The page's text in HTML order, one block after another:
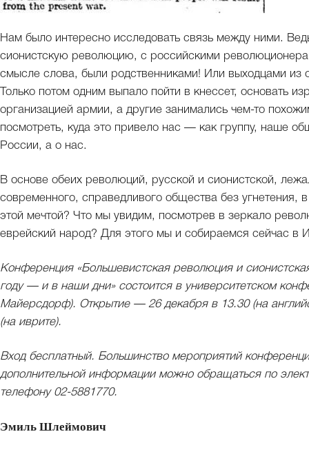
Нам было интересно исследовать связь между ними.
сионистскую революцию, с российскими
смысле слова, были родственниками! Или выходцами из
Только потом одним выпало пойти в кнессет, основать
организацией армии, а другие занимались чем-то
посмотреть, куда это привело нас — как группу, наше
России, а о нас.
В основе обеих революций, русской и сионистской,
современного, справедливого общества без
этой мечтой? Что мы увидим, посмотрев в зеркало
еврейский народ? Для этого мы и собираемся сейчас в
Конференция «Большевистская революция и
году — и в наши дни» состоится в университетском
Майерсдорф). Открытие — 26 декабря в 13.30 (на
(на иврите).
Вход бесплатный. Большинство мероприятий
дополнительной информации можно обращаться по
телефону 02-5881770.
Эмиль Шлеймович